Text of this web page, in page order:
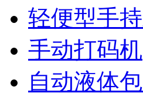
轻便型手
手动打码机
自动液体